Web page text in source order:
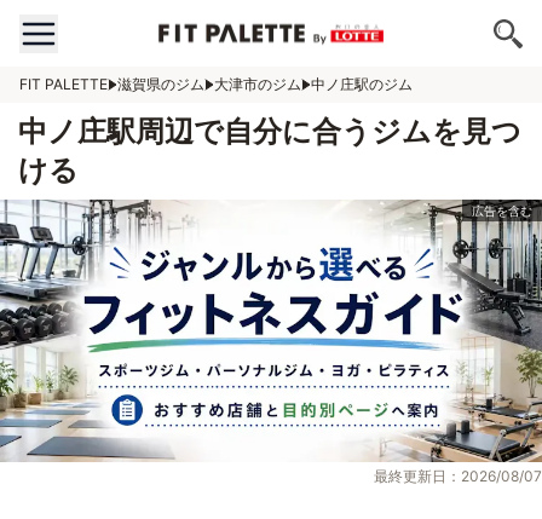
FIT PALETTE 滋賀県のジム 大津市のジム 中ノ庄駅のジム
中ノ庄駅周辺で自分に合うジムを見つ
ける
最終更新日：2026/08/07